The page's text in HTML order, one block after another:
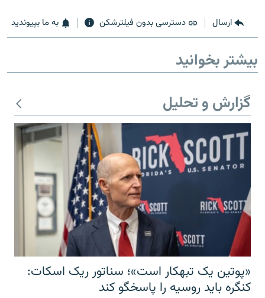
ارسال دسترسی بدون فیلترشکن به ما بپیوندید
بیشتر بخوانید
گزارش و تحلیل
«پوتین یک تبهکار است»؛ سناتور ریک اسکات:
کنگره باید روسیه را پاسخگو کند